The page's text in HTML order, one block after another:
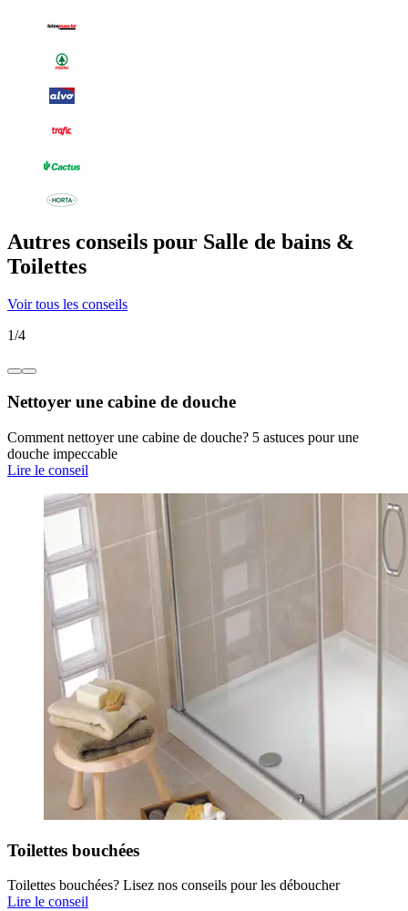
Autres conseils pour Salle de bains &
Toilettes
Voir tous les conseils
1/4
Nettoyer une cabine de douche
Comment nettoyer une cabine de douche? 5 astuces pour une
douche impeccable
Lire le conseil
Toilettes bouchées
Toilettes bouchées? Lisez nos conseils pour les déboucher
Lire le conseil